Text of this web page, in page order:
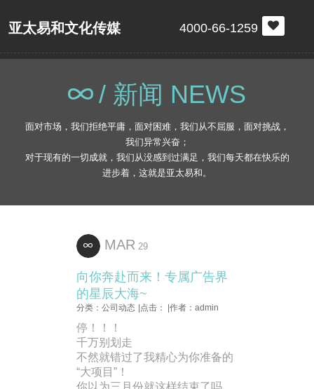
亚太易和文化传媒 4000-66-1259
/ 新闻 NEWS
面对市场，我们拒绝平庸，面对困难，我们从不屈服，面对挑战，
我们异常兴奋；
对于现有的一切成就，我们从没感到过满足，我们每天都在快乐的
进步着，这就是亚太易和。
MAR 29
向你奔赴而来！专属广告界
的星辰大海~
分类：公司动态 |点击： |作者：admin
停！！！
千万别划走
不然就错过了我精心为你准备的
“大项目”！
你以为三月份就这样结束了吗